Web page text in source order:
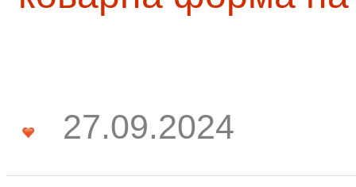
27.09.2024